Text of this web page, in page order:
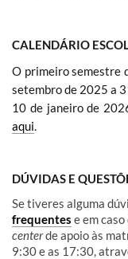
CALENDÁRIO
O primeiro semestre
setembro de 2025 a
10 de janeiro de
aqui.
DÚVIDAS E
Se tiveres alguma
frequentes e em
centerde apoio às
9:30 e as 17:30,